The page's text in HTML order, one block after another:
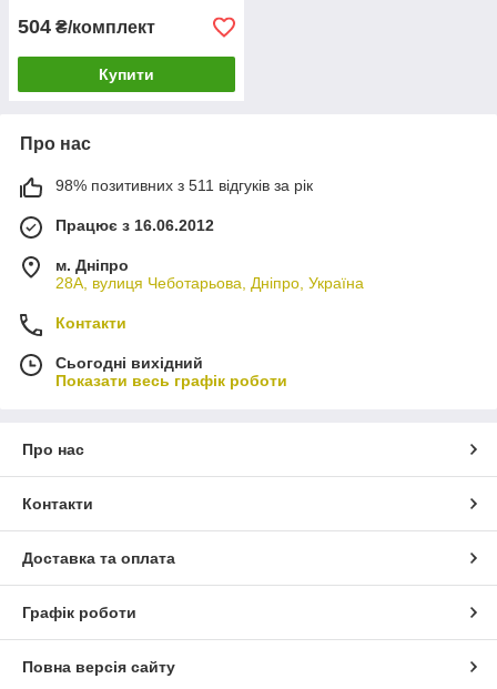
504 ₴/комплект
Купити
Про нас
98% позитивних з 511 відгуків за рік
Працює з 16.06.2012
м. Дніпро
28А, вулиця Чеботарьова, Дніпро, Україна
Контакти
Сьогодні вихідний
Показати весь графік роботи
Про нас
Контакти
Доставка та оплата
Графік роботи
Повна версія сайту